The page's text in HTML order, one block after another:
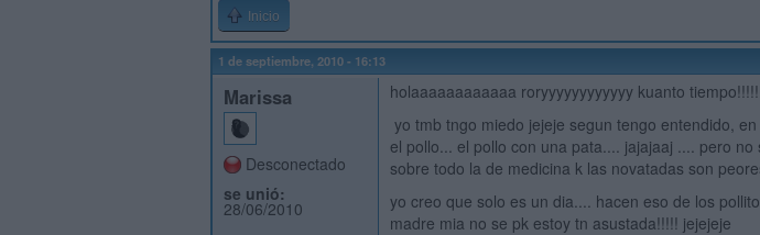
Inicio
1 de septiembre, 2010 - 16:13
Marissa
Desconectado
se unió:
28/06/2010
holaaaaaaaaaaaa roryyyyyyyyyyyy kuanto
yo tmb tngo miedo jejeje segun tengo entendido,
el pollo... el pollo con una pata.... jajajaaj .... pero
sobre todo la de medicina k las novatadas son
yo creo que solo es un dia.... hacen eso de los
madre mia no se pk estoy tn asustada!!!!! jejejeje